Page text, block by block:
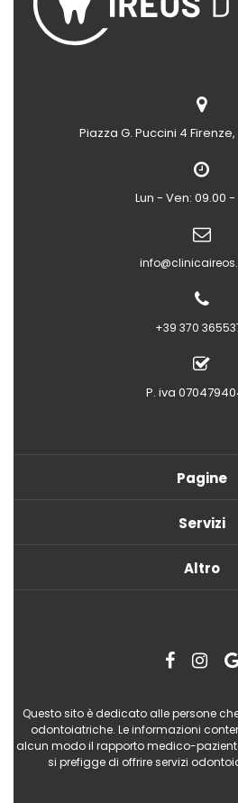
Piazza G. Puccini 4 Firenze,
Lun - Ven: 09.00 -
+39 370
P. iva
Pagine
Servizi
Altro
Questo sito è dedicato alle persone
odontoiatriche. Le informazioni
alcun modo il rapporto medico-
si prefigge di offrire servizi